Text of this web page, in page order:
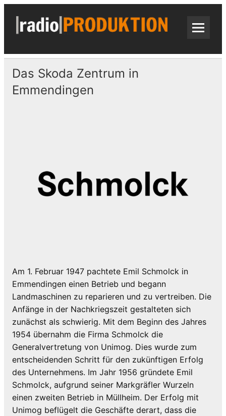
Skip
content
Das Skoda Zentrum in
Emmendingen
Am 1. Februar 1947 pachtete Emil Schmolck in
Emmendingen einen Betrieb und begann
Landmaschinen zu reparieren und zu vertreiben. Die
Anfänge in der Nachkriegszeit gestalteten sich
zunächst als schwierig. Mit dem Beginn des Jahres
1954 übernahm die Firma Schmolck die
Generalvertretung von Unimog. Dies wurde zum
entscheidenden Schritt für den zukünftigen Erfolg
des Unternehmens. Im Jahr 1956 gründete Emil
Schmolck, aufgrund seiner Markgräfler Wurzeln
einen zweiten Betrieb in Müllheim. Der Erfolg mit
Unimog beflügelt die Geschäfte derart, dass die